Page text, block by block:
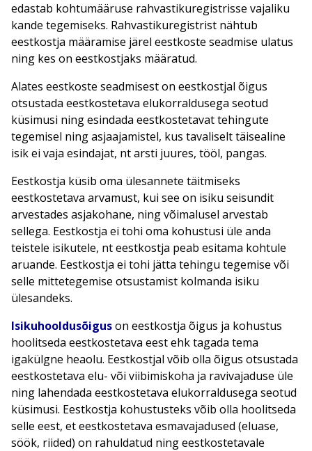
edastab kohtumääruse rahvastikuregistrisse vajaliku
kande tegemiseks. Rahvastikuregistrist nähtub
eestkostja määramise järel eestkoste seadmise ulatus
ning kes on eestkostjaks määratud.
Alates eestkoste seadmisest on eestkostjal õigus
otsustada eestkostetava elukorraldusega seotud
küsimusi ning esindada eestkostetavat tehingute
tegemisel ning asjaajamistel, kus tavaliselt täisealine
isik ei vaja esindajat, nt arsti juures, tööl, pangas.
Eestkostja küsib oma ülesannete täitmiseks
eestkostetava arvamust, kui see on isiku seisundit
arvestades asjakohane, ning võimalusel arvestab
sellega. Eestkostja ei tohi oma kohustusi üle anda
teistele isikutele, nt eestkostja peab esitama kohtule
aruande. Eestkostja ei tohi jätta tehingu tegemise või
selle mittetegemise otsustamist kolmanda isiku
ülesandeks.
Isikuhooldusõiguson eestkostja õigus ja kohustus
hoolitseda eestkostetava eest ehk tagada tema
igakülgne heaolu. Eestkostjal võib olla õigus otsustada
eestkostetava elu- või viibimiskoha ja ravivajaduse üle
ning lahendada eestkostetava elukorraldusega seotud
küsimusi. Eestkostja kohustusteks võib olla hoolitseda
selle eest, et eestkostetava esmavajadused (eluase,
söök, riided) on rahuldatud ning eestkostetavale